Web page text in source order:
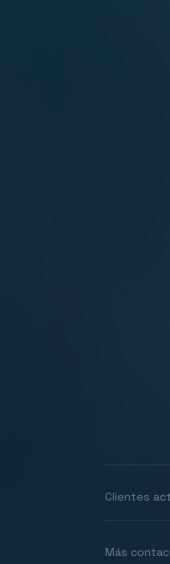
Clientes
Más